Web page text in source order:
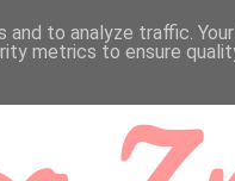
to analyze traffic.
metrics to ensure